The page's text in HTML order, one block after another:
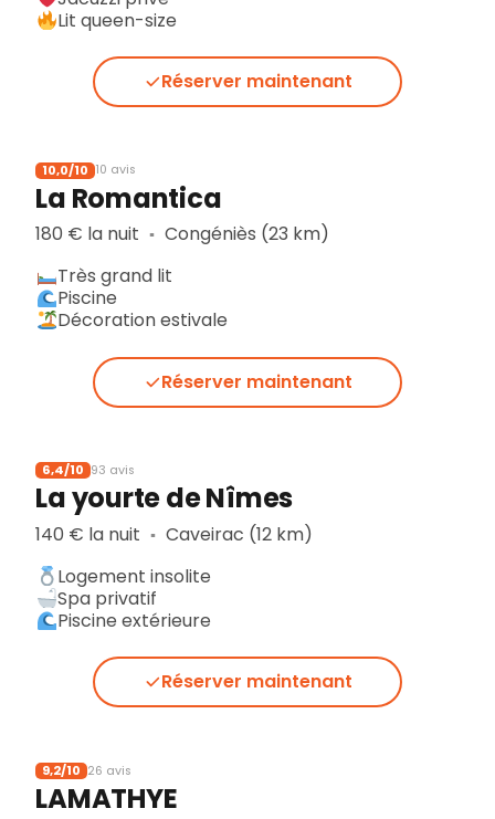
Lit queen-size
Réserver maintenant
10,0/10 10 avis
La Romantica
180 € la nuit ▪︎ Congéniès (23 km)
Très grand lit
Piscine
Décoration estivale
Réserver maintenant
6,4/10 93 avis
La yourte de Nîmes
140 € la nuit ▪︎ Caveirac (12 km)
Logement insolite
Spa privatif
Piscine extérieure
Réserver maintenant
9,2/10 26 avis
LAMATHYE